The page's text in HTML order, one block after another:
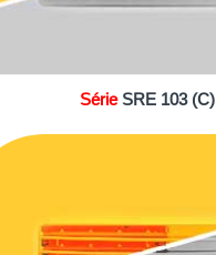
Série SRE 103 (C)